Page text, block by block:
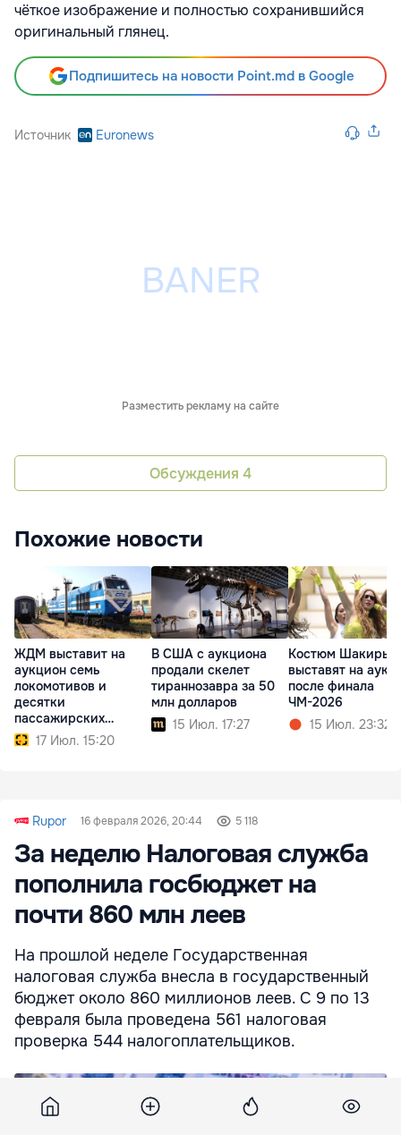
чёткое изображение и полностью сохранившийся
оригинальный глянец.
Подпишитесь на новости Point.md в Google
Источник Euronews
Разместить рекламу на сайте
Обсуждения 4
Похожие новости
ЖДМ выставит на
аукцион семь
локомотивов и
десятки
пассажирских
вагонов17 Июл. 15:20
В США с аукциона
продали скелет
тираннозавра за 50
млн долларов
15 Июл. 17:27
Костюм Шакиры
выставят на
после финала
ЧМ-2026
15 Июл. 23:32
Rupor 16 февраля 2026, 20:44 5 118
За неделю Налоговая служба
пополнила госбюджет на
почти 860 млн леев
На прошлой неделе Государственная
налоговая служба внесла в государственный
бюджет около 860 миллионов леев. С 9 по 13
февраля была проведена 561 налоговая
проверка 544 налогоплательщиков.